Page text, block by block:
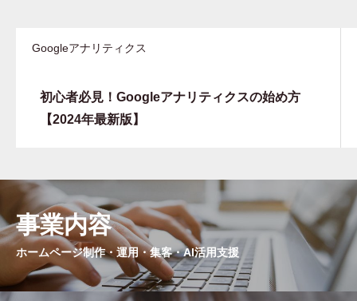
Googleアナリティクス
初心者必見！Googleアナリティクスの始め方
【2024年最新版】
事業内容
ホームページ制作・運用・集客・AI活用支援